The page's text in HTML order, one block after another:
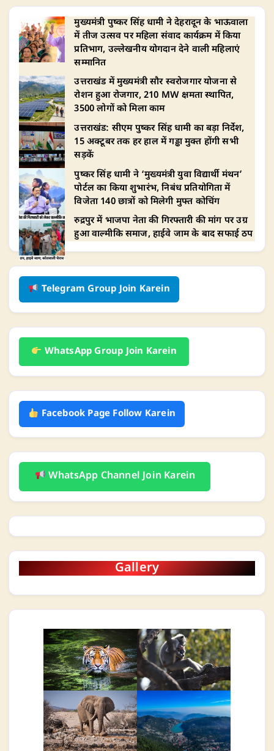
मुख्यमंत्री पुष्कर सिंह धामी ने देहरादून के भाऊवाला
में तीज उत्सव पर महिला संवाद कार्यक्रम में किया
प्रतिभाग, उल्लेखनीय योगदान देने वाली महिलाएं
सम्मानित
उत्तराखंड में मुख्यमंत्री सौर स्वरोजगार योजना से
रोशन हुआ रोजगार, 210 MW क्षमता स्थापित,
3500 लोगों को मिला काम
उत्तराखंड: सीएम पुष्कर सिंह धामी का बड़ा निर्देश,
15 अक्टूबर तक हर हाल में गड्ढा मुक्त होंगी सभी
सड़कें
पुष्कर सिंह धामी ने ‘मुख्यमंत्री युवा विद्यार्थी मंथन’
पोर्टल का किया शुभारंभ, निबंध प्रतियोगिता में
विजेता 140 छात्रों को मिलेगी मुफ्त कोचिंग
रुद्रपुर में भाजपा नेता की गिरफ्तारी की मांग पर उग्र
हुआ वाल्मीकि समाज, हाईवे जाम के बाद सफाई ठप
Telegram Group Join Karein
WhatsApp Group Join Karein
Facebook Page Follow Karein
WhatsApp Channel Join Karein
Gallery